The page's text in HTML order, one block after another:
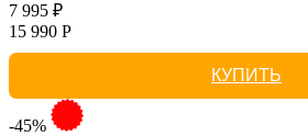
7 995 ₽
15 990 Р
КУПИТЬ
-45%